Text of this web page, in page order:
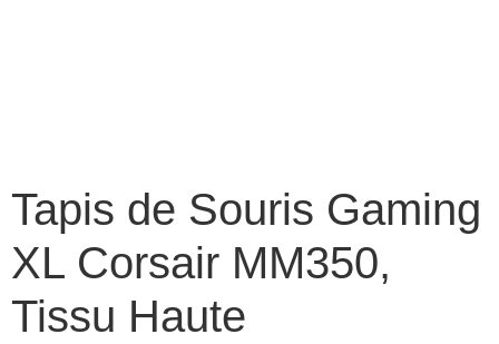
Tapis de Souris Gaming
XL Corsair MM350,
Tissu Haute